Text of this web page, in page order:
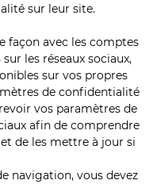
sur leur site.
façon avec les comptes
les réseaux sociaux,
sur vos propres
de confidentialité
vos paramètres de
afin de comprendre
de les mettre à jour si
navigation, vous devez